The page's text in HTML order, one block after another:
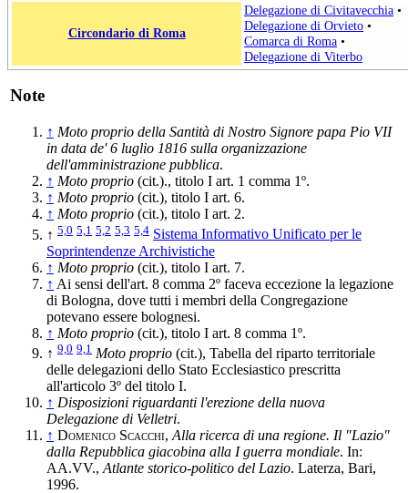
Circondario di Roma
Delegazione di Civitavecchia •
Delegazione di Orvieto •
Comarca di Roma •
Delegazione di Viterbo
Note
↑ Moto proprio della Santità di Nostro Signore papa Pio VII
in data de' 6 luglio 1816 sulla organizzazione
dell'amministrazione pubblica.
↑ Moto proprio (cit.)., titolo I art. 1 comma 1º.
↑ Moto proprio (cit.), titolo I art. 6.
↑ Moto proprio (cit.), titolo I art. 2.
↑ 5,0 5,1 5,2 5,3 5,4 Sistema Informativo Unificato per le
Soprintendenze Archivistiche
↑ Moto proprio (cit.), titolo I art. 7.
↑ Ai sensi dell'art. 8 comma 2º faceva eccezione la legazione
di Bologna, dove tutti i membri della Congregazione
potevano essere bolognesi.
↑ Moto proprio (cit.), titolo I art. 8 comma 1º.
↑ 9,0 9,1 Moto proprio (cit.), Tabella del riparto territoriale
delle delegazioni dello Stato Ecclesiastico prescritta
all'articolo 3º del titolo I.
↑ Disposizioni riguardanti l'erezione della nuova
Delegazione di Velletri.
↑ Domenico Scacchi, Alla ricerca di una regione. Il "Lazio"
dalla Repubblica giacobina alla I guerra mondiale. In:
AA.VV., Atlante storico-politico del Lazio. Laterza, Bari,
1996.